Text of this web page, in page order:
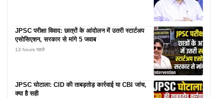
JPSC परीक्षा विवाद: छात्रों के आंदोलन में उतरी स्टार्टअप
एसोसिएशन, सरकार से मांगे 5 जवाब
13 hours पहले
JPSC घोटाला: CID की ताबड़तोड़ कार्रवाई या CBI जांच,
क्या है सही